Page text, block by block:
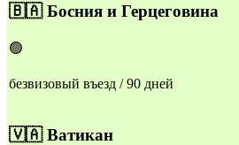
🇧🇦Босния и Герцеговина
🟢
безвизовый въезд / 90 дней
🇻🇦Ватикан